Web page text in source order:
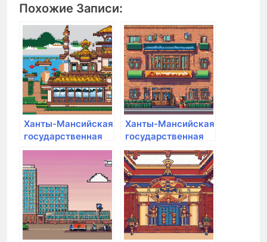
Похожие Записи:
Ханты-Мансийская
государственная
медицинская
Ханты-Мансийская
государственная
медицинская
академия